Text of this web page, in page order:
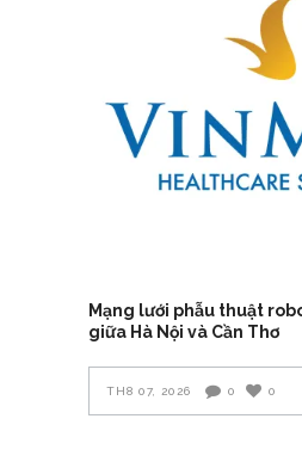
Mạng lưới phẫu thuật
giữa Hà Nội và Cần Thơ
TH8 07, 2026 0 0